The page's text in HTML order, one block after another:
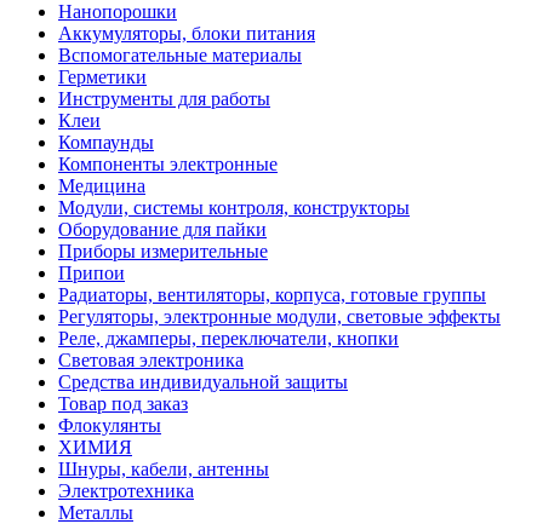
Нанопорошки
Аккумуляторы, блоки питания
Вспомогательные материалы
Герметики
Инструменты для работы
Клеи
Компаунды
Компоненты электронные
Медицина
Модули, системы контроля, конструкторы
Оборудование для пайки
Приборы измерительные
Припои
Радиаторы, вентиляторы, корпуса, готовые группы
Регуляторы, электронные модули, световые эффекты
Реле, джамперы, переключатели, кнопки
Световая электроника
Средства индивидуальной защиты
Товар под заказ
Флокулянты
ХИМИЯ
Шнуры, кабели, антенны
Электротехника
Металлы